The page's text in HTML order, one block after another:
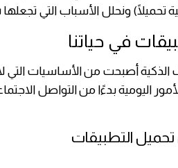
تحميلًا) ونحلل الأسباب التي
في حياتنا
الذكية أصبحت من الأساسيات
اليومية بدءًا من التواصل
التطبيقات